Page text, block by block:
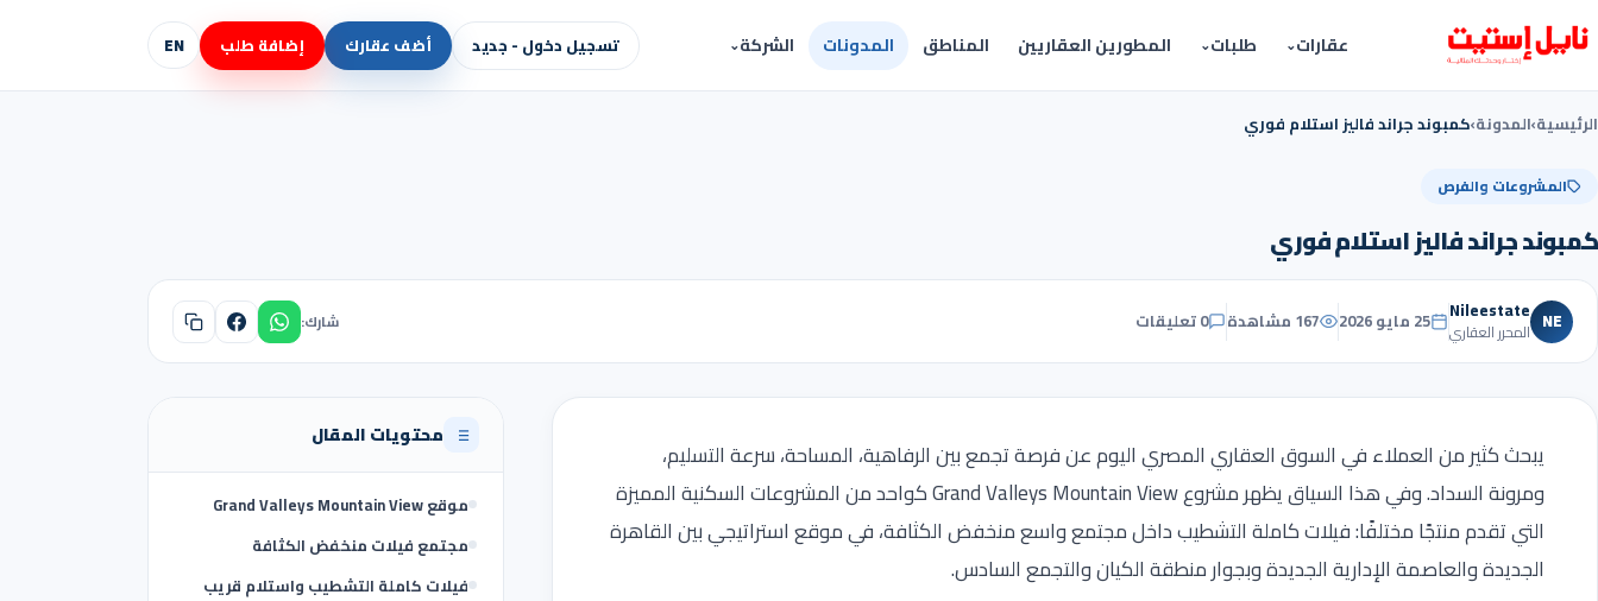
عقارات طلبات المطورين العقاريين المناطق المدونات الشركة تسجيل دخول - جديد أضف عقارك إضافة طلب EN
الرئيسية›المدونة›كمبوند جراند فاليز استلام فوري
المشروعات والفرص
كمبوند جراند فاليز استلام فوري
NE
Nileestate
المحرر العقاري 25 مايو 2026 167 مشاهدة 0 تعليقات شارك:
يبحث كثير من العملاء في السوق العقاري المصري اليوم عن فرصة تجمع بين الرفاهية، المساحة، سرعة التسليم،
ومرونة السداد. وفي هذا السياق يظهر مشروع Grand Valleys Mountain View كواحد من المشروعات السكنية المميزة
التي تقدم منتجًا مختلفًا: فيلات كاملة التشطيب داخل مجتمع واسع منخفض الكثافة، في موقع استراتيجي بين القاهرة
الجديدة والعاصمة الإدارية الجديدة وبجوار منطقة الكيان والتجمع السادس.
محتويات المقال
موقع Grand Valleys Mountain View
مجتمع فيلات منخفض الكثافة
فيلات كاملة التشطيب واستلام قريب